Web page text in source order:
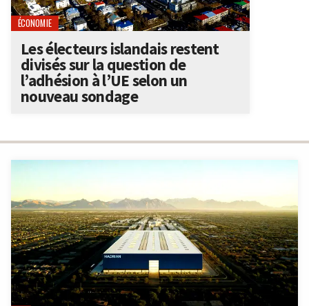
ÉCONOMIE
Les électeurs islandais restent
divisés sur la question de
l’adhésion à l’UE selon un
nouveau sondage